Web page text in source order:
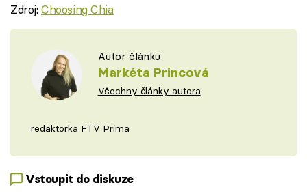
Zdroj:Choosing Chia
Autor článku
Markéta Princová
Všechny články autora
redaktorka FTV Prima
Vstoupit do diskuze